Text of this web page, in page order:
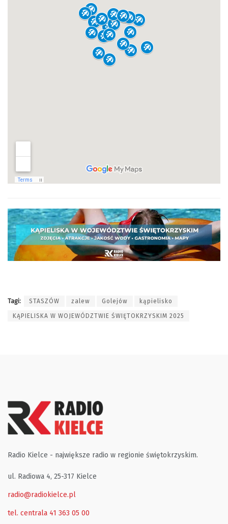
Tagi: STASZÓW zalew Golejów kąpielisko
KĄPIELISKA W WOJEWÓDZTWIE ŚWIĘTOKRZYSKIM 2025
Radio Kielce - największe radio w regionie świętokrzyskim.
ul. Radiowa 4, 25-317 Kielce
radio@radiokielce.pl
tel. centrala 41 363 05 00